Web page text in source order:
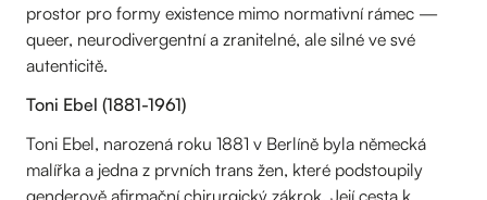
prostor pro formy existence mimo normativní rámec —
queer, neurodivergentní a zranitelné, ale silné ve své
autenticitě.
Toni Ebel (1881-1961)
Toni Ebel, narozená roku 1881 v Berlíně byla německá
malířka a jedna z prvních trans žen, které podstoupily
genderově afirmační chirurgický zákrok. Její cesta k